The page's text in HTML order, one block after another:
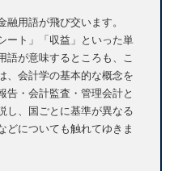
用語が飛び交います。
ート」「収益」といった単
語が意味するところも、こ
、会計学の基本的な概念を
告・会計監査・管理会計と
し、国ごとに基準が異なる
どについても触れてゆきま